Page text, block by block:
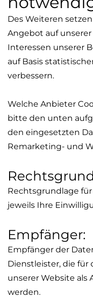
Des Weiteren
Angebot auf
Interessen unserer
auf Basis
verbessern.
Welche Anbieter
bitte den unten
den eingesetzten
Remarketing- und
Rechtsgrundlage
jeweils Ihre
Empfänger:
Empfänger der
Dienstleister, die
unserer Website als
werden.